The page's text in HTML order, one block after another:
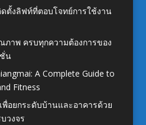
ตั้งลิฟท์ที่ตอบโจทย์การใช้งาน
ภาพ ครบทุกความต้องการของ
น
A Complete Guide to
Fitness
พื่อยกระดับบ้านและอาคารด้วย
วงจร